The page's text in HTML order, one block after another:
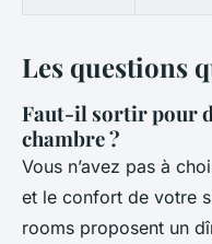
Les questions
Faut-il sortir pour
chambre ?
Vous n’avez pas à
et le confort de votre
rooms proposent un